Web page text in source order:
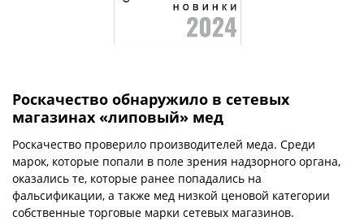
Роскачество обнаружило в сетевых
магазинах «липовый» мед
Роскачество проверило производителей меда. Среди
марок, которые попали в поле зрения надзорного органа,
оказались те, которые ранее попадались на
фальсификации, а также мед низкой ценовой категории
собственные торговые марки сетевых магазинов.